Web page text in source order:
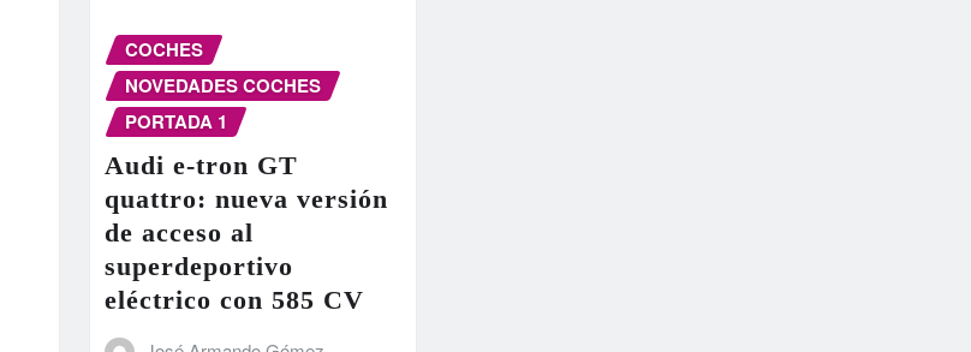
COCHES
NOVEDADES COCHES
PORTADA 1
Audi e-tron GT
quattro: nueva versión
de acceso al
superdeportivo
eléctrico con 585 CV